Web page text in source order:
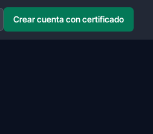
Crear cuenta con certificado